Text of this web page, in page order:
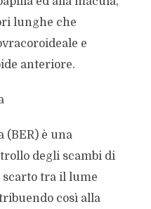
lunghe che
e
anteriore.
(BER) è una
degli scambi di
tra il lume
così alla